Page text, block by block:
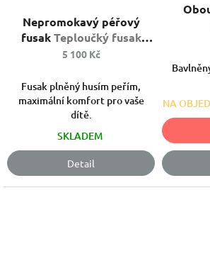
hodnocení
produktu
5,0
5
hvězdiček.
Nepromokavý péřový
fusakTeploučký fusak
plněný husím peřím
5 100 Kč
Fusak plněný husím peřím,
maximální komfort pro vaše
dítě.
SKLADEM
Detail
NA